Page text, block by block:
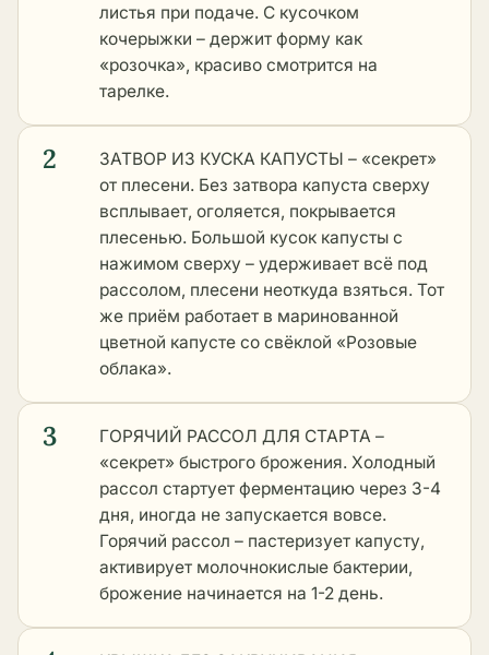
листья при подаче. С кусочком
кочерыжки – держит форму как
«розочка», красиво смотрится на
тарелке.
2
ЗАТВОР ИЗ КУСКА КАПУСТЫ – «секрет»
от плесени. Без затвора капуста сверху
всплывает, оголяется, покрывается
плесенью. Большой кусок капусты с
нажимом сверху – удерживает всё под
рассолом, плесени неоткуда взяться. Тот
же приём работает в маринованной
цветной капусте со свёклой «Розовые
облака».
3
ГОРЯЧИЙ РАССОЛ ДЛЯ СТАРТА –
«секрет» быстрого брожения. Холодный
рассол стартует ферментацию через 3-4
дня, иногда не запускается вовсе.
Горячий рассол – пастеризует капусту,
активирует молочнокислые бактерии,
брожение начинается на 1-2 день.